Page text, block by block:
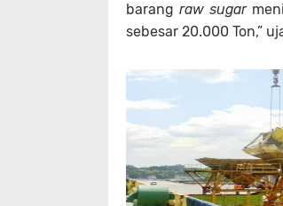
barangraw sugar
sebesar 20.000 Ton,”